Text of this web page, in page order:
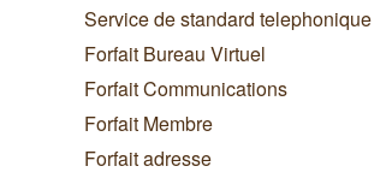
Service de standard telephonique
Forfait Bureau Virtuel
Forfait Communications
Forfait Membre
Forfait adresse